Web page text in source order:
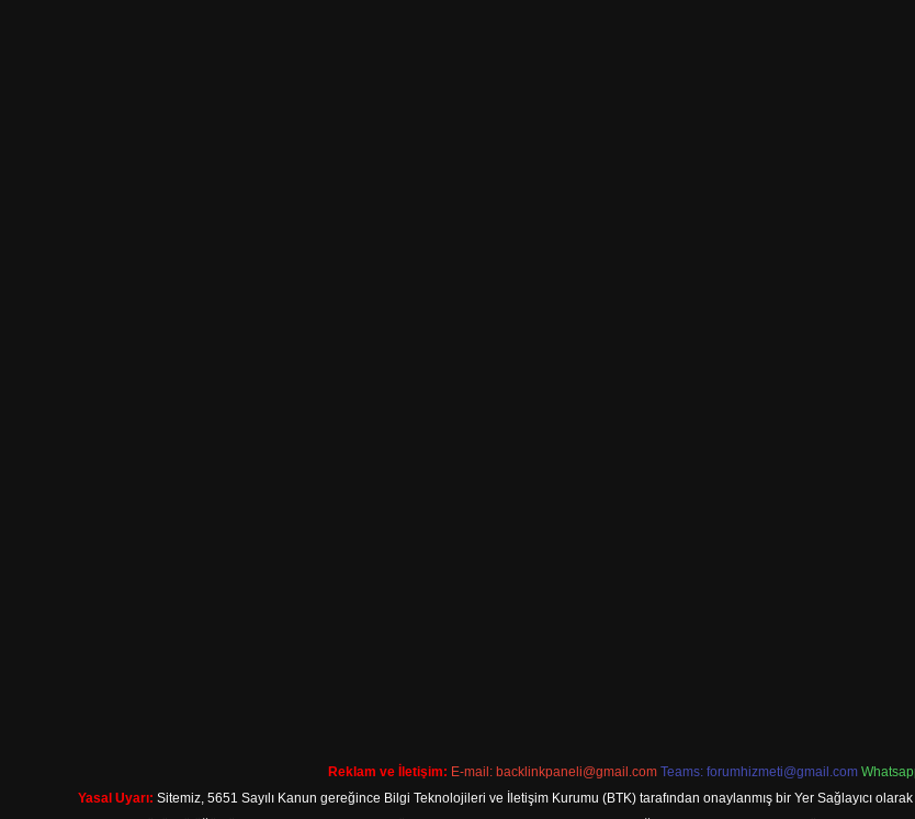
Reklam ve İletişim: E-mail: backlinkpaneli@gmail.com Teams: forumhizmeti@gmail.com
Yasal Uyarı: Sitemiz, 5651 Sayılı Kanun gereğince Bilgi Teknolojileri ve İletişim Kurumu (BTK) tarafından onaylanmış bir Yer Sağlayıcı